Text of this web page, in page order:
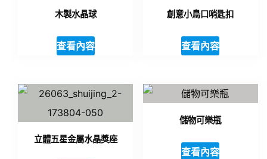
木製水晶球
查看內容
創意小鳥口哨匙扣
查看內容
立體五星金屬水晶獎座
儲物可樂瓶
查看內容